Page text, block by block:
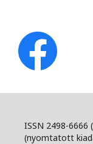
ISSN 2498-6666
(nyomtatott